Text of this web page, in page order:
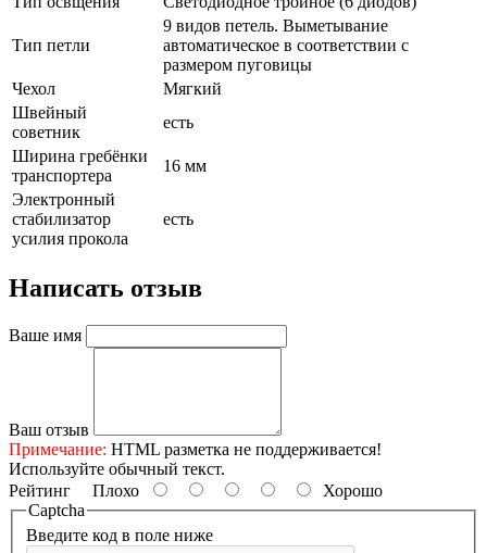
Тип петли
9 видов петель. Выметывание
автоматическое в соответствии с
размером пуговицы
Чехол
Мягкий
Швейный
советник
есть
Ширина гребёнки
транспортера
16 мм
Электронный
стабилизатор
усилия прокола
есть
Написать отзыв
Ваше имя
Ваш отзыв
Примечание: HTML разметка не поддерживается!
Используйте обычный текст.
Рейтинг Плохо
Хорошо
Captcha
Введите код в поле ниже